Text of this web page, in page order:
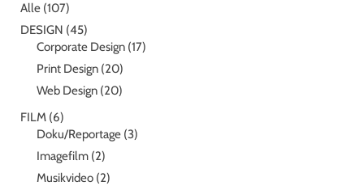
Alle (107)
DESIGN (45)
Corporate Design (17)
Print Design (20)
Web Design (20)
FILM (6)
Doku/Reportage (3)
Imagefilm (2)
Musikvideo (2)